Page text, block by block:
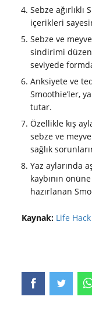
Sebze
içerikleri
Sebze ve
sindirimi
seviyede
Anksiyete ve
Smoothie’ler,
tutar.
Özellikle kış
sebze ve
sağlık
Yaz aylarında
kaybının
hazırlanan
Kaynak: Life Hack